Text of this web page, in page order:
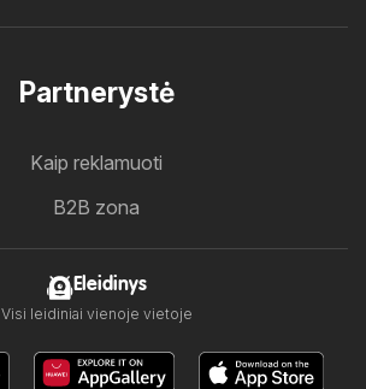
Partnerystė
Kaip reklamuoti
B2B zona
Eleidinys
Visi leidiniai vienoje vietoje